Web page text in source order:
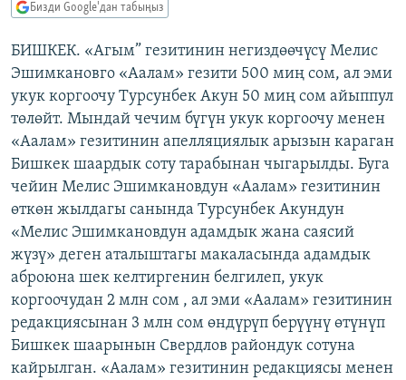
ЭКСПЕРТТЕР ТАЛДАЙТ
БИЗ ЖАНА ДҮЙНӨ
ЭЖЕ-СИҢДИЛЕР
ЫҢГАЙСЫЗ СУРООЛОР
ӨЗГӨЧӨ ПИКИР
Русский
ОНЛАЙН ШЕРИНЕ
ЭЕ/АРнун бардык сайттары
Бизди Google'дан табыңыз
БИШКЕК. «Агым” гезитинин негиздөөчүсү Мелис
Эшимкановго «Аалам» гезити 500 миң сом, ал эми
укук коргоочу Турсунбек Акун 50 миң сом айыппул
төлөйт. Мындай чечим бүгүн укук коргоочу менен
«Аалам» гезитинин апелляциялык арызын караган
Бишкек шаардык соту тарабынан чыгарылды. Буга
чейин Мелис Эшимкановдун «Аалам» гезитинин
өткөн жылдагы санында Турсунбек Акундун
«Мелис Эшимкановдун адамдык жана саясий
жүзү» деген аталыштагы макаласында адамдык
аброюна шек келтиргенин белгилеп, укук
коргоочудан 2 млн сом , ал эми «Аалам» гезитинин
редакциясынан 3 млн сом өндүрүп берүүнү өтүнүп
Бишкек шаарынын Свердлов райондук сотуна
кайрылган. «Аалам» гезитинин редакциясы менен